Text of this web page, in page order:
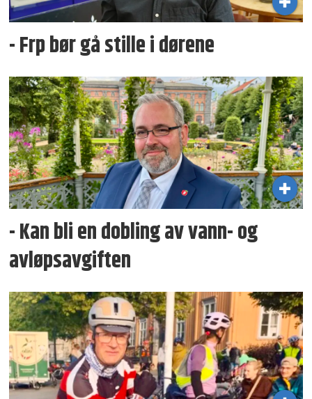
- Frp bør gå stille i dørene
- Kan bli en dobling av vann- og
avløpsavgiften